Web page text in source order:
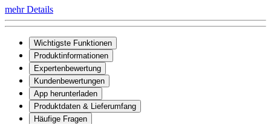
mehr Details
Wichtigste Funktionen
Produktinformationen
Expertenbewertung
Kundenbewertungen
App herunterladen
Produktdaten & Lieferumfang
Häufige Fragen